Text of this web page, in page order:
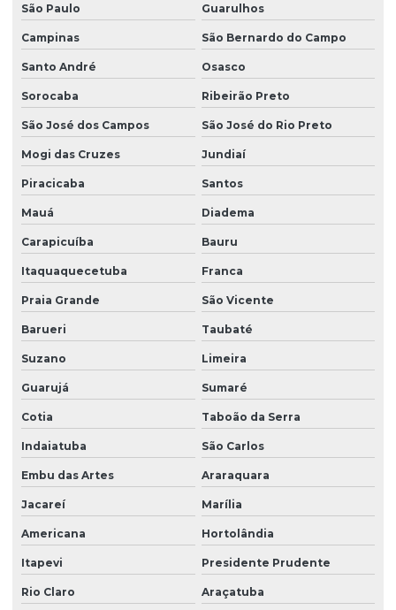
Emissão de ltcat
Empresa consultoria segurança do trabalho
Empresa laudo spda
Empresa que faz ltcat
Empresas de ltcat
Empresas que fazem ltcat
Esocial envio de eventos
Gestão de empregados esocial
Impugnação laudo periculosidade
Instalação de equipamentos contra incêndio
Laudo de análise ergonômica do trabalho
Laudo ergonômico do trabalho
Laudo de iluminância
Laudo de insalubridade para mecânico
Laudo de insalubridade nr
São Paulo Guarulhos
Campinas São Bernardo do Campo
Santo André Osasco
Sorocaba Ribeirão Preto
São José dos Campos São José do Rio Preto
Mogi das Cruzes Jundiaí
Piracicaba Santos
Mauá Diadema
Carapicuíba Bauru
Itaquaquecetuba Franca
Praia Grande São Vicente
Barueri Taubaté
Suzano Limeira
Guarujá Sumaré
Cotia Taboão da Serra
Indaiatuba São Carlos
Embu das Artes Araraquara
Jacareí Marília
Americana Hortolândia
Itapevi Presidente Prudente
Rio Claro Araçatuba